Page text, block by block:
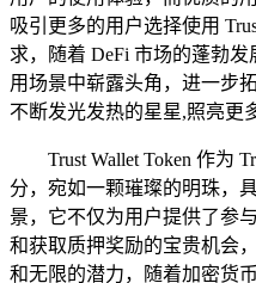
吸引更多的用户选择使用
求，随着 DeFi 市场的蓬勃
用场景中崭露头角，进一步
不断发光发热的星星,照亮更
Trust Wallet Token 作为
分，宛如一颗璀璨的明珠，
景，它不仅为用户提供了参
和获取质押奖励的宝贵机会
和无限的潜力，随着加密货